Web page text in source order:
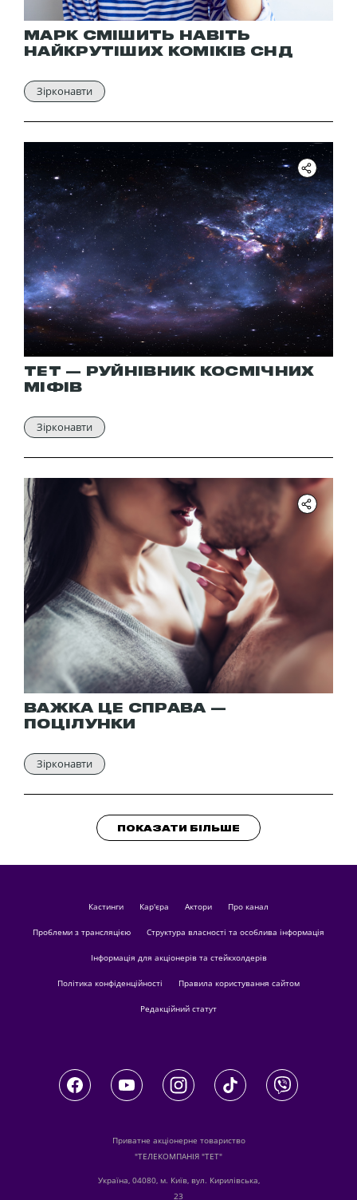
МАРК СМІШИТЬ НАВІТЬ
НАЙКРУТІШИХ КОМІКІВ СНД
Зірконавти
ТЕТ — РУЙНІВНИК КОСМІЧНИХ
МІФІВ
Зірконавти
ВАЖКА ЦЕ СПРАВА —
ПОЦІЛУНКИ
Зірконавти
ПОКАЗАТИ БІЛЬШЕ
кастинги Кар'єра актори Про канал
Проблеми з трансляцією Структура власності та особлива інформація
Інформація для акціонерів та стейкхолдерів
Політика конфіденційності Правила користування сайтом
Редакційний статут
Приватне акціонерне товариство
"ТЕЛЕКОМПАНІЯ "ТЕТ"
Україна, 04080, м. Київ, вул. Кирилівська,
23